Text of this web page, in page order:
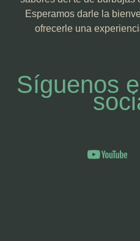
Esperamos darle la
ofrecerle una
Síguenos